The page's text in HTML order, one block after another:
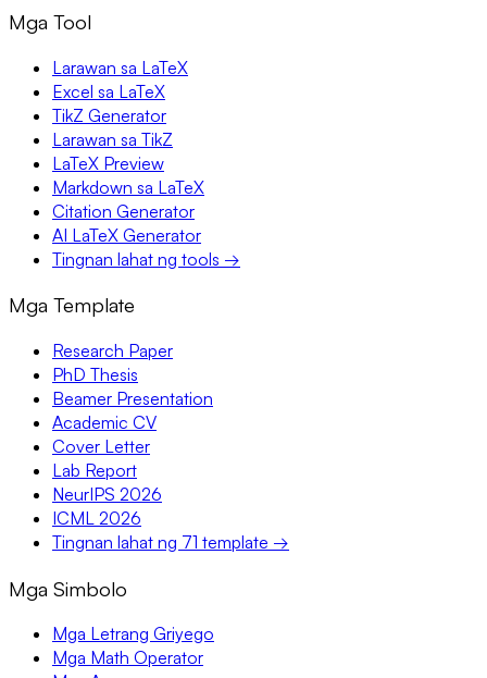
Mga Tool
Larawan sa LaTeX
Excel sa LaTeX
TikZ Generator
Larawan sa TikZ
LaTeX Preview
Markdown sa LaTeX
Citation Generator
AI LaTeX Generator
Tingnan lahat ng tools →
Mga Template
Research Paper
PhD Thesis
Beamer Presentation
Academic CV
Cover Letter
Lab Report
NeurIPS 2026
ICML 2026
Tingnan lahat ng 71 template →
Mga Simbolo
Mga Letrang Griyego
Mga Math Operator